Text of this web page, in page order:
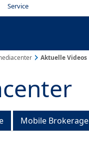
Service
Aktuelle Videos
Mobile Brokerage